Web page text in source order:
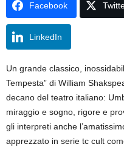
Facebook
LinkedIn
Un grande classico,
Tempesta” di William
decano del teatro italiano:
miraggio e sogno, rigore e
gli interpreti anche
apprezzato in serie tc cult